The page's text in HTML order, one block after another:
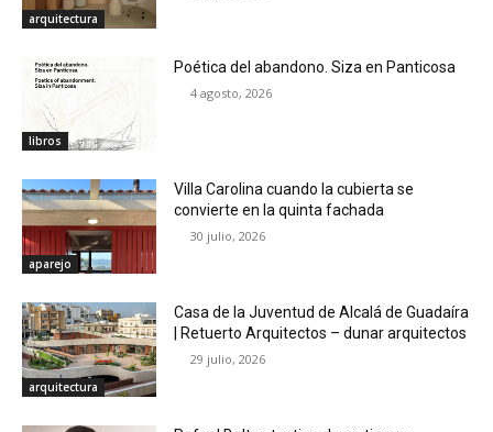
arquitectura
libros
Poética del abandono. Siza en Panticosa
4 agosto, 2026
aparejo
Villa Carolina cuando la cubierta se
convierte en la quinta fachada
30 julio, 2026
arquitectura
Casa de la Juventud de Alcalá de Guadaíra
| Retuerto Arquitectos – dunar arquitectos
29 julio, 2026